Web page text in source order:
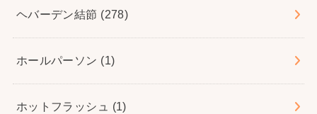
ヘバーデン結節 (278)
ホールパーソン (1)
ホットフラッシュ (1)